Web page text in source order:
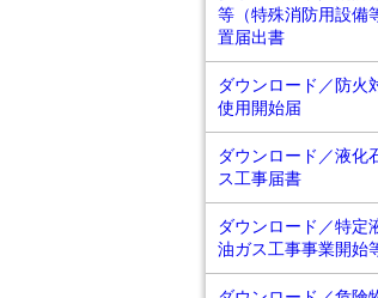
等（特殊消防用設備
置届出書
ダウンロード／防火
使用開始届
ダウンロード／液化
ス工事届書
ダウンロード／特定
油ガス工事事業開始